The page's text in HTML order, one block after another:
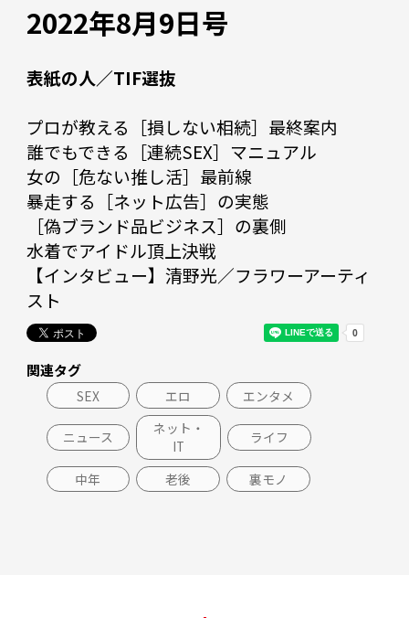
2022年8月9日号
表紙の人／TIF選抜
プロが教える［損しない相続］最終案内
誰でもできる［連続SEX］マニュアル
女の［危ない推し活］最前線
暴走する［ネット広告］の実態
［偽ブランド品ビジネス］の裏側
水着でアイドル頂上決戦
【インタビュー】清野光／フラワーアーティ
スト
関連タグ
SEX エロ エンタメ
ニュース
ネット・
IT
ライフ
中年 老後 裏モノ